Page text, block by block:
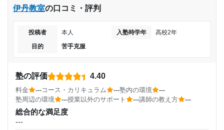
志望校と合格状況
---
---
通塾頻度
1日あたりの授業時間
---
塾周辺の環境
授業以外のサポート
(相談・面談、家庭学習のサポート、授業以外のコミュニケーション等)
年３回、きっちり懇談をしていただき、電話でも相談を聞い
利用詳細
通塾期間
---
伊丹教室の口コミ・評判
投稿者 本人 入塾時学年
高校2年
目的
苦手克服
塾の評価 4.40
料金 ---コース・カリキュラム ---塾内の環境
---
塾周辺の環境
---授業以外のサポート ---講師の教え方 ---
総合的な満足度
---